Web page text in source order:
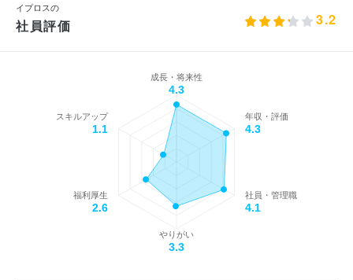
イプロスの
社員評価 3.2
成長・将来性
4.3
年収・評価
4.3
社員・管理職
4.1
やりがい
3.3
福利厚生
2.6
スキルアップ
1.1